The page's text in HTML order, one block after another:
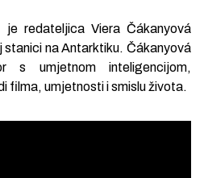
je redateljica Viera Čákanyová
stanici na Antarktiku. Čákanyová
s umjetnom inteligencijom,
filma, umjetnosti i smislu života.